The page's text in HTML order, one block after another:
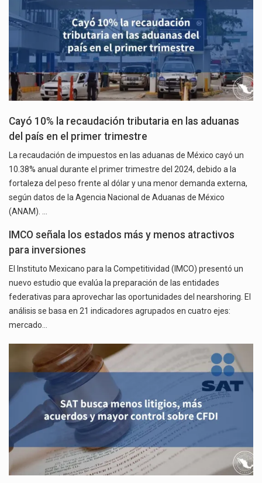
Cayó 10% la recaudación tributaria en las aduanas
del país en el primer trimestre
La recaudación de impuestos en las aduanas de México cayó un
10.38% anual durante el primer trimestre del 2024, debido a la
fortaleza del peso frente al dólar y una menor demanda externa,
según datos de la Agencia Nacional de Aduanas de México
(ANAM). …
IMCO señala los estados más y menos atractivos
para inversiones
El Instituto Mexicano para la Competitividad (IMCO) presentó un
nuevo estudio que evalúa la preparación de las entidades
federativas para aprovechar las oportunidades del nearshoring. El
análisis se basa en 21 indicadores agrupados en cuatro ejes:
mercado…